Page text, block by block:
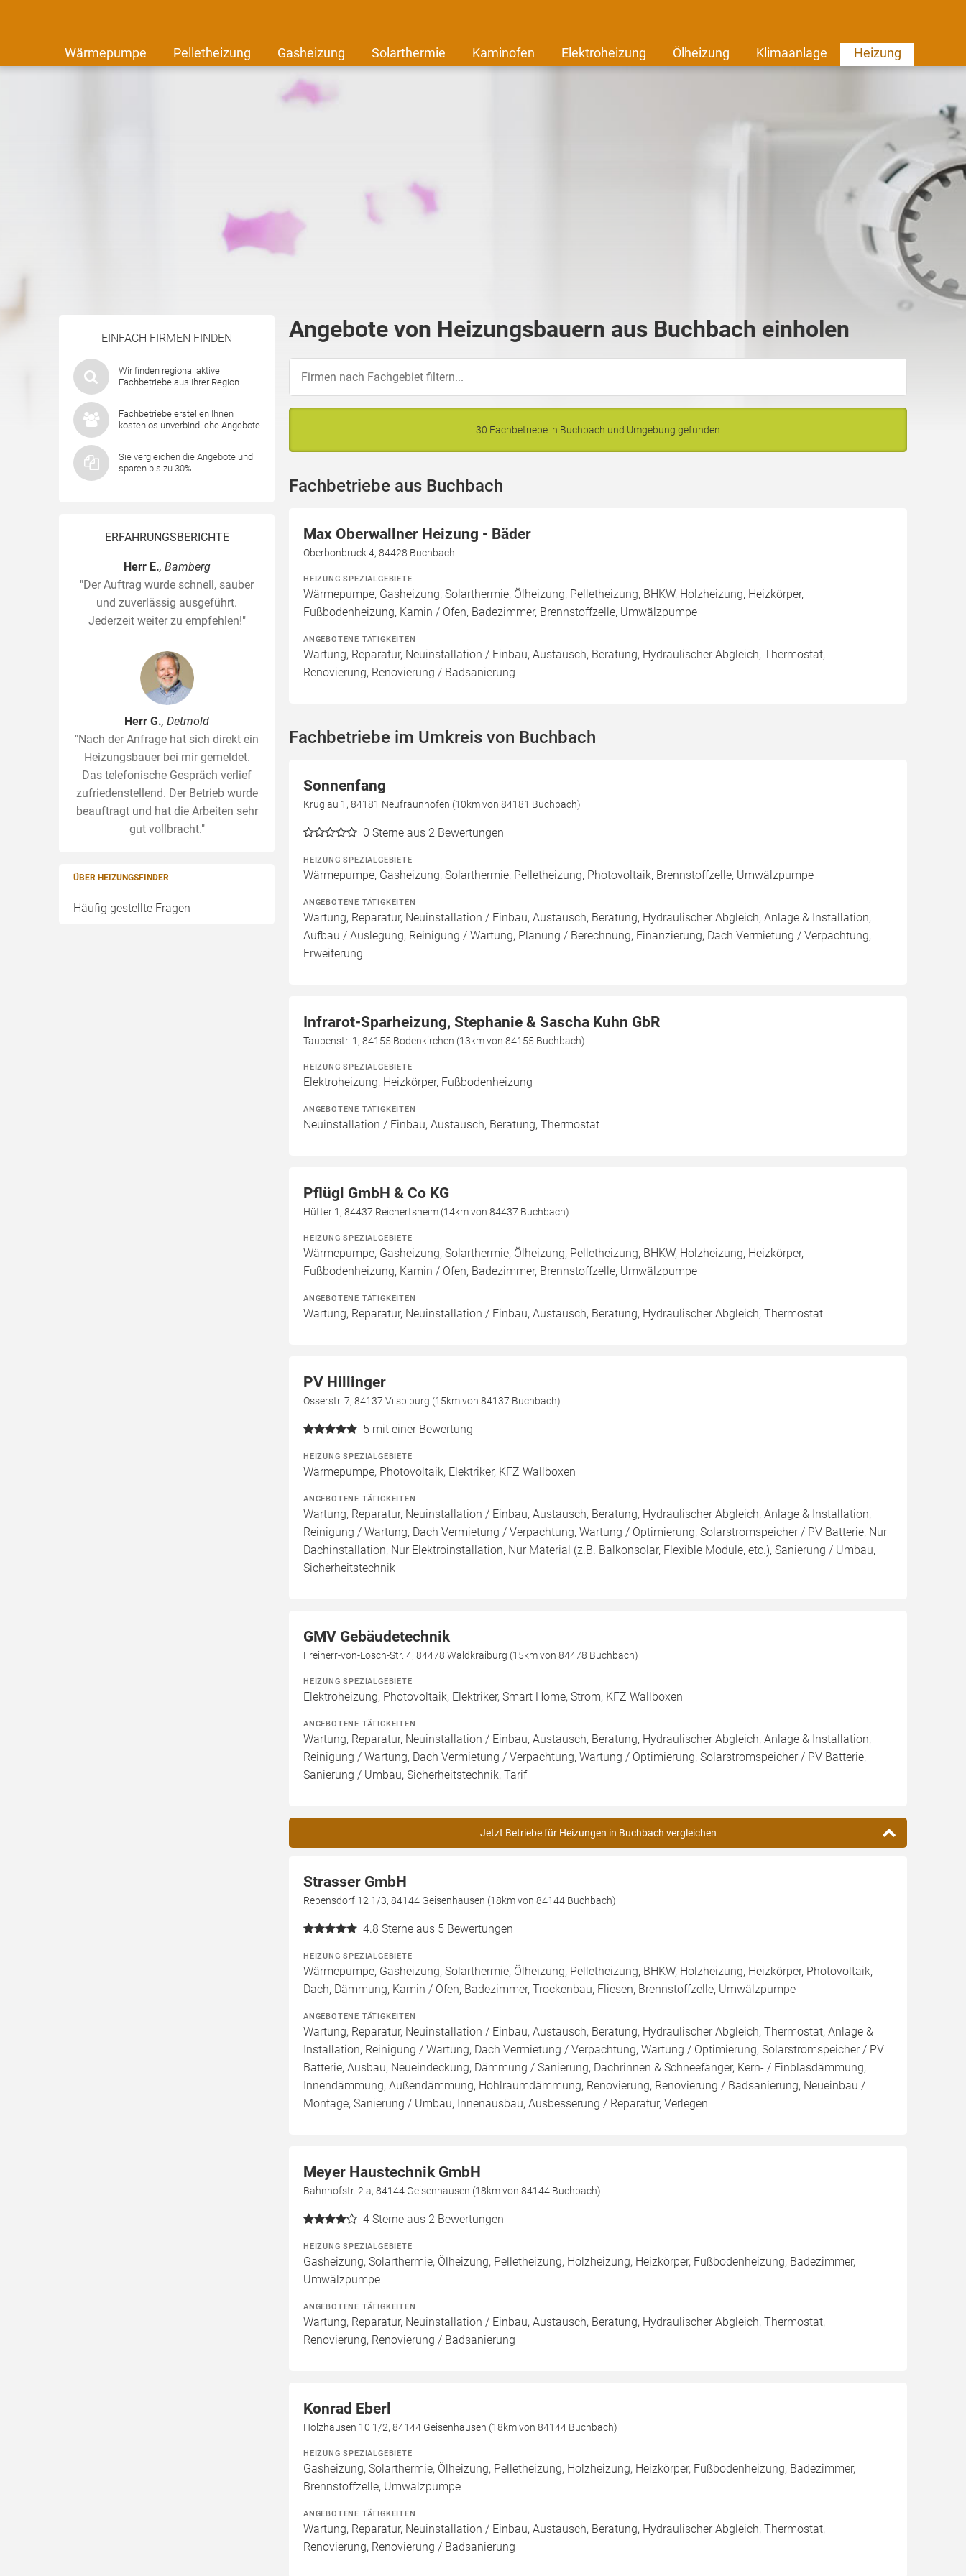
Wärmepumpe Pelletheizung Gasheizung Solarthermie Kaminofen Elektroheizung Ölheizung Klimaanlage Heizung
EINFACH FIRMEN FINDEN
Wir finden regional aktive
Fachbetriebe aus Ihrer Region
Fachbetriebe erstellen Ihnen
kostenlos unverbindliche Angebote
Sie vergleichen die Angebote und
sparen bis zu 30%
ERFAHRUNGSBERICHTE
Herr E., Bamberg
"Der Auftrag wurde schnell, sauber
und zuverlässig ausgeführt.
Jederzeit weiter zu empfehlen!"
Herr G., Detmold
"Nach der Anfrage hat sich direkt ein
Heizungsbauer bei mir gemeldet.
Das telefonische Gespräch verlief
zufriedenstellend. Der Betrieb wurde
beauftragt und hat die Arbeiten sehr
gut vollbracht."
ÜBER HEIZUNGSFINDER
Häufig gestellte Fragen
Angebote von Heizungsbauern aus Buchbach einholen
30 Fachbetriebe in Buchbach und Umgebung gefunden
Fachbetriebe aus Buchbach
Max Oberwallner Heizung - Bäder
Oberbonbruck 4, 84428 Buchbach
HEIZUNG SPEZIALGEBIETE
Wärmepumpe, Gasheizung, Solarthermie, Ölheizung, Pelletheizung, BHKW, Holzheizung, Heizkörper,
Fußbodenheizung, Kamin / Ofen, Badezimmer, Brennstoffzelle, Umwälzpumpe
ANGEBOTENE TÄTIGKEITEN
Wartung, Reparatur, Neuinstallation / Einbau, Austausch, Beratung, Hydraulischer Abgleich, Thermostat,
Renovierung, Renovierung / Badsanierung
Fachbetriebe im Umkreis von Buchbach
Sonnenfang
Krüglau 1, 84181 Neufraunhofen (10km von 84181 Buchbach)
0 Sterne aus 2 Bewertungen
HEIZUNG SPEZIALGEBIETE
Wärmepumpe, Gasheizung, Solarthermie, Pelletheizung, Photovoltaik, Brennstoffzelle, Umwälzpumpe
ANGEBOTENE TÄTIGKEITEN
Wartung, Reparatur, Neuinstallation / Einbau, Austausch, Beratung, Hydraulischer Abgleich, Anlage & Installation,
Aufbau / Auslegung, Reinigung / Wartung, Planung / Berechnung, Finanzierung, Dach Vermietung / Verpachtung,
Erweiterung
Infrarot-Sparheizung, Stephanie & Sascha Kuhn GbR
Taubenstr. 1, 84155 Bodenkirchen (13km von 84155 Buchbach)
HEIZUNG SPEZIALGEBIETE
Elektroheizung, Heizkörper, Fußbodenheizung
ANGEBOTENE TÄTIGKEITEN
Neuinstallation / Einbau, Austausch, Beratung, Thermostat
Pflügl GmbH & Co KG
Hütter 1, 84437 Reichertsheim (14km von 84437 Buchbach)
HEIZUNG SPEZIALGEBIETE
Wärmepumpe, Gasheizung, Solarthermie, Ölheizung, Pelletheizung, BHKW, Holzheizung, Heizkörper,
Fußbodenheizung, Kamin / Ofen, Badezimmer, Brennstoffzelle, Umwälzpumpe
ANGEBOTENE TÄTIGKEITEN
Wartung, Reparatur, Neuinstallation / Einbau, Austausch, Beratung, Hydraulischer Abgleich, Thermostat
PV Hillinger
Osserstr. 7, 84137 Vilsbiburg (15km von 84137 Buchbach)
5 mit einer Bewertung
HEIZUNG SPEZIALGEBIETE
Wärmepumpe, Photovoltaik, Elektriker, KFZ Wallboxen
ANGEBOTENE TÄTIGKEITEN
Wartung, Reparatur, Neuinstallation / Einbau, Austausch, Beratung, Hydraulischer Abgleich, Anlage & Installation,
Reinigung / Wartung, Dach Vermietung / Verpachtung, Wartung / Optimierung, Solarstromspeicher / PV Batterie, Nur
Dachinstallation, Nur Elektroinstallation, Nur Material (z.B. Balkonsolar, Flexible Module, etc.), Sanierung / Umbau,
Sicherheitstechnik
GMV Gebäudetechnik
Freiherr-von-Lösch-Str. 4, 84478 Waldkraiburg (15km von 84478 Buchbach)
HEIZUNG SPEZIALGEBIETE
Elektroheizung, Photovoltaik, Elektriker, Smart Home, Strom, KFZ Wallboxen
ANGEBOTENE TÄTIGKEITEN
Wartung, Reparatur, Neuinstallation / Einbau, Austausch, Beratung, Hydraulischer Abgleich, Anlage & Installation,
Reinigung / Wartung, Dach Vermietung / Verpachtung, Wartung / Optimierung, Solarstromspeicher / PV Batterie,
Sanierung / Umbau, Sicherheitstechnik, Tarif
Jetzt Betriebe für Heizungen in Buchbach vergleichen
Strasser GmbH
Rebensdorf 12 1/3, 84144 Geisenhausen (18km von 84144 Buchbach)
4.8 Sterne aus 5 Bewertungen
HEIZUNG SPEZIALGEBIETE
Wärmepumpe, Gasheizung, Solarthermie, Ölheizung, Pelletheizung, BHKW, Holzheizung, Heizkörper, Photovoltaik,
Dach, Dämmung, Kamin / Ofen, Badezimmer, Trockenbau, Fliesen, Brennstoffzelle, Umwälzpumpe
ANGEBOTENE TÄTIGKEITEN
Wartung, Reparatur, Neuinstallation / Einbau, Austausch, Beratung, Hydraulischer Abgleich, Thermostat, Anlage &
Installation, Reinigung / Wartung, Dach Vermietung / Verpachtung, Wartung / Optimierung, Solarstromspeicher / PV
Batterie, Ausbau, Neueindeckung, Dämmung / Sanierung, Dachrinnen & Schneefänger, Kern- / Einblasdämmung,
Innendämmung, Außendämmung, Hohlraumdämmung, Renovierung, Renovierung / Badsanierung, Neueinbau /
Montage, Sanierung / Umbau, Innenausbau, Ausbesserung / Reparatur, Verlegen
Meyer Haustechnik GmbH
Bahnhofstr. 2 a, 84144 Geisenhausen (18km von 84144 Buchbach)
4 Sterne aus 2 Bewertungen
HEIZUNG SPEZIALGEBIETE
Gasheizung, Solarthermie, Ölheizung, Pelletheizung, Holzheizung, Heizkörper, Fußbodenheizung, Badezimmer,
Umwälzpumpe
ANGEBOTENE TÄTIGKEITEN
Wartung, Reparatur, Neuinstallation / Einbau, Austausch, Beratung, Hydraulischer Abgleich, Thermostat,
Renovierung, Renovierung / Badsanierung
Konrad Eberl
Holzhausen 10 1/2, 84144 Geisenhausen (18km von 84144 Buchbach)
HEIZUNG SPEZIALGEBIETE
Gasheizung, Solarthermie, Ölheizung, Pelletheizung, Holzheizung, Heizkörper, Fußbodenheizung, Badezimmer,
Brennstoffzelle, Umwälzpumpe
ANGEBOTENE TÄTIGKEITEN
Wartung, Reparatur, Neuinstallation / Einbau, Austausch, Beratung, Hydraulischer Abgleich, Thermostat,
Renovierung, Renovierung / Badsanierung